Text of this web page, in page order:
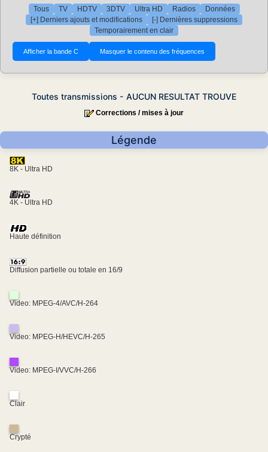
Tous TV HDTV 3DTV Ultra HD Radios
Données
[+] Derniers ajouts et modifications
[-] Dernières suppressions
Temporairement en clair
Toutes transmissions - AUCUN RESULTAT TROUVE
Corrections / mises à jour
Légende
8K - Ultra HD
4K - Ultra HD
Haute définition
Diffusion partielle ou totale en 16/9
Video: MPEG-4/AVC/H-264
Video: MPEG-H/HEVC/H-265
Video: MPEG-I/VVC/H-266
Clair
Crypté